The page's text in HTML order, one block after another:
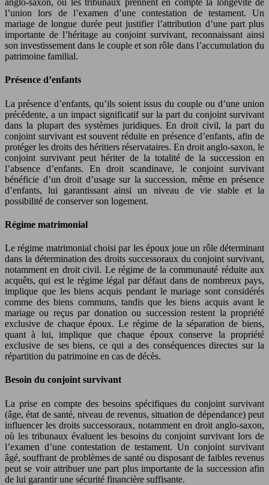
anglo-saxon, où les tribunaux prennent en compte la longévité de
l’union lors de l’examen d’une contestation de testament. Un
mariage de longue durée peut justifier l’attribution d’une part plus
importante de l’héritage au conjoint survivant, reconnaissant ainsi
son investissement dans le couple et son rôle dans l’accumulation du
patrimoine familial.
Présence d’enfants
La présence d’enfants, qu’ils soient issus du couple ou d’une union
précédente, a un impact significatif sur la part du conjoint survivant
dans la plupart des systèmes juridiques. En droit civil, la part du
conjoint survivant est souvent réduite en présence d’enfants, afin de
protéger les droits des héritiers réservataires. En droit anglo-saxon, le
conjoint survivant peut hériter de la totalité de la succession en
l’absence d’enfants. En droit scandinave, le conjoint survivant
bénéficie d’un droit d’usage sur la succession, même en présence
d’enfants, lui garantissant ainsi un niveau de vie stable et la
possibilité de conserver son logement.
Régime matrimonial
Le régime matrimonial choisi par les époux joue un rôle déterminant
dans la détermination des droits successoraux du conjoint survivant,
notamment en droit civil. Le régime de la communauté réduite aux
acquêts, qui est le régime légal par défaut dans de nombreux pays,
implique que les biens acquis pendant le mariage sont considérés
comme des biens communs, tandis que les biens acquis avant le
mariage ou reçus par donation ou succession restent la propriété
exclusive de chaque époux. Le régime de la séparation de biens,
quant à lui, implique que chaque époux conserve la propriété
exclusive de ses biens, ce qui a des conséquences directes sur la
répartition du patrimoine en cas de décès.
Besoin du conjoint survivant
La prise en compte des besoins spécifiques du conjoint survivant
(âge, état de santé, niveau de revenus, situation de dépendance) peut
influencer les droits successoraux, notamment en droit anglo-saxon,
où les tribunaux évaluent les besoins du conjoint survivant lors de
l’examen d’une contestation de testament. Un conjoint survivant
âgé, souffrant de problèmes de santé ou disposant de faibles revenus
peut se voir attribuer une part plus importante de la succession afin
de lui garantir une sécurité financière suffisante.